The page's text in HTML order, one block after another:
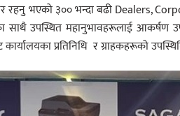
रहनु भएको ३०० भन्दा बढी Dealers,
साथै उपस्थित महानुभावहरूलाई आकर्षण
प्रतिनिधि र ग्राहकहरूको